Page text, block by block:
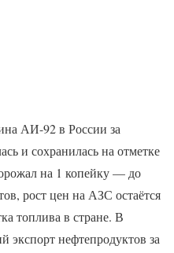
АИ-92 в России за
и сохранилась на отметке
на 1 копейку — до
рост цен на АЗС остаётся
топлива в стране. В
экспорт нефтепродуктов за